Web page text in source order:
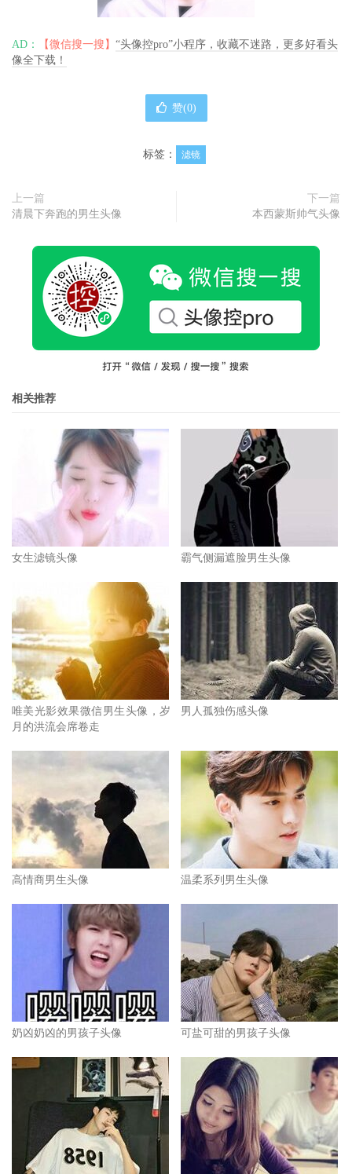
AD： 【微信搜一搜】 “头像控pro”小程序，收藏不迷路，更多好看头
像全下载！
赞(0)
标签： 滤镜
上一篇
清晨下奔跑的男生头像
下一篇
本西蒙斯帅气头像
相关推荐
女生滤镜头像 霸气侧漏遮脸男生头像
唯美光影效果微信男生头像，岁
月的洪流会席卷走
男人孤独伤感头像
高情商男生头像 温柔系列男生头像
奶凶奶凶的男孩子头像 可盐可甜的男孩子头像